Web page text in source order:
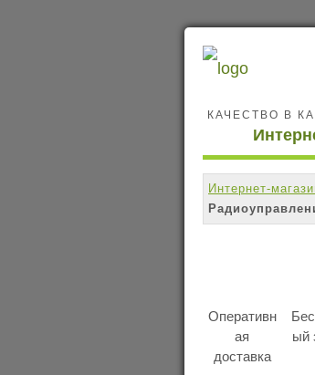
КАЧЕСТВО В
Интернет-
Оперативн
ая
доставка
ый